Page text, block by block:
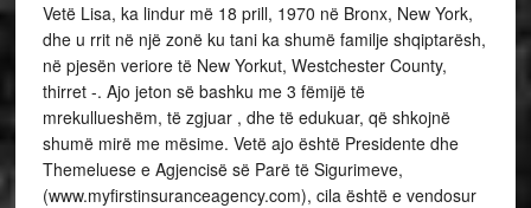
Vetë Lisa, ka lindur më 18 prill, 1970 në Bronx, New York,
dhe u rrit në një zonë ku tani ka shumë familje shqiptarësh,
në pjesën veriore të New Yorkut, Westchester County,
thirret -. Ajo jeton së bashku me 3 fëmijë të
mrekullueshëm, të zgjuar , dhe të edukuar, që shkojnë
shumë mirë me mësime. Vetë ajo është Presidente dhe
Themeluese e Agjencisë së Parë të Sigurimeve,
(www.myfirstinsuranceagency.com), cila është e vendosur